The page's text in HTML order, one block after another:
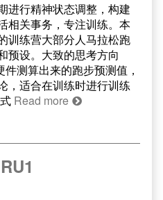
进行精神状态调整，构建
相关事务，专注训练。本
训练营大部分人马拉松跑
预设。大致的思考方向
测算出来的跑步预测值，
，适合在训练时进行训练
Read more